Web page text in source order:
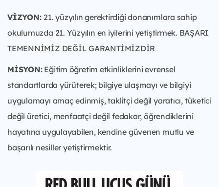
VİZYON: 21. yüzyılın gerektirdiği donanımlara sahip
okulumuzda 21. Yüzyılın en iyilerini yetiştirmek. BAŞARI
TEMENNİMİZ DEĞİL GARANTİMİZDİR
MİSYON:Eğitim öğretim etkinliklerini evrensel
standartlarda yürüterek; bilgiye ulaşmayı ve bilgiyi
uygulamayı amaç edinmiş, taklitçi değil yaratıcı, tüketici
değil üretici, menfaatçi değil fedakar, öğrendiklerini
hayatına uygulayabilen, kendine güvenen mutlu ve
başarılı nesiller yetiştirmektir.